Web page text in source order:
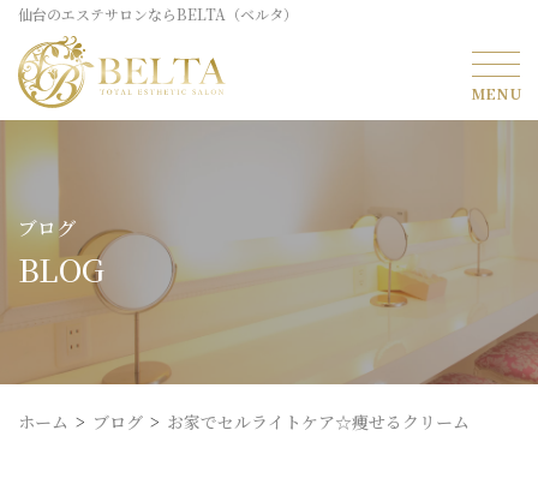
仙台のエステサロンならBELTA（ベルタ）
ブログ
BLOG
ホーム ブログ お家でセルライトケア☆痩せるクリーム